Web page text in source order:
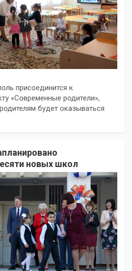
присоединится к
«Современные родители»,
будет оказываться
новых школ